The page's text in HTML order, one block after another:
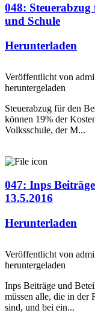
048:
und Schule
Herunterladen
Veröffentlicht von
heruntergeladen
Steuerabzug für den
können 19% der
Volksschule, der M...
047: Inps
13.5.2016
Herunterladen
Veröffentlicht von
heruntergeladen
Inps Beiträge und
müssen alle, die in der
sind, und bei ein...